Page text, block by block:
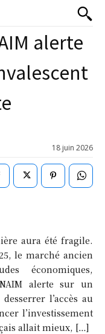
alerte
18 juin 2026
aura été fragile.
le marché ancien
économiques,
alerte sur un
l’accès au
l’investissement
allait mieux, […]